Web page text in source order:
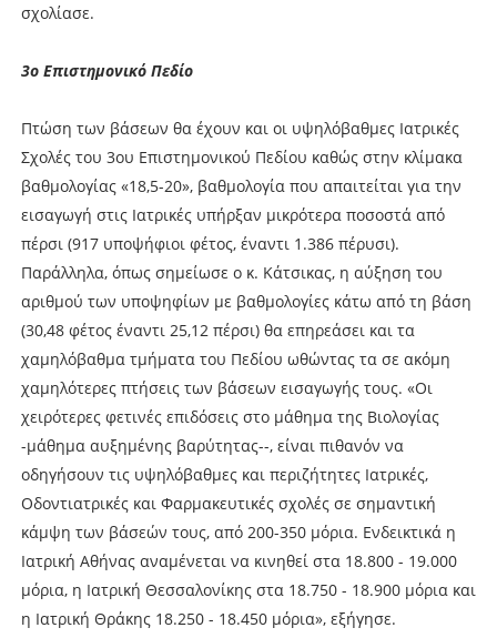
σχολίασε.
3ο Επιστημονικό Πεδίο
Πτώση των βάσεων θα έχουν και οι υψηλόβαθμες Ιατρικές
Σχολές του 3ου Επιστημονικού Πεδίου καθώς στην κλίμακα
βαθμολογίας «18,5-20», βαθμολογία που απαιτείται για την
εισαγωγή στις Ιατρικές υπήρξαν μικρότερα ποσοστά από
πέρσι (917 υποψήφιοι φέτος, έναντι 1.386 πέρυσι).
Παράλληλα, όπως σημείωσε ο κ. Κάτσικας, η αύξηση του
αριθμού των υποψηφίων με βαθμολογίες κάτω από τη βάση
(30,48 φέτος έναντι 25,12 πέρσι) θα επηρεάσει και τα
χαμηλόβαθμα τμήματα του Πεδίου ωθώντας τα σε ακόμη
χαμηλότερες πτήσεις των βάσεων εισαγωγής τους. «Οι
χειρότερες φετινές επιδόσεις στο μάθημα της Βιολογίας
-μάθημα αυξημένης βαρύτητας--, είναι πιθανόν να
οδηγήσουν τις υψηλόβαθμες και περιζήτητες Ιατρικές,
Οδοντιατρικές και Φαρμακευτικές σχολές σε σημαντική
κάμψη των βάσεών τους, από 200-350 μόρια. Ενδεικτικά η
Ιατρική Αθήνας αναμένεται να κινηθεί στα 18.800 - 19.000
μόρια, η Ιατρική Θεσσαλονίκης στα 18.750 - 18.900 μόρια και
η Ιατρική Θράκης 18.250 - 18.450 μόρια», εξήγησε.